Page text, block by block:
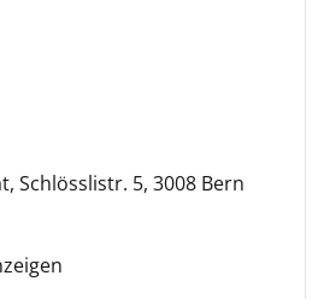
Schlösslistr. 5, 3008 Bern